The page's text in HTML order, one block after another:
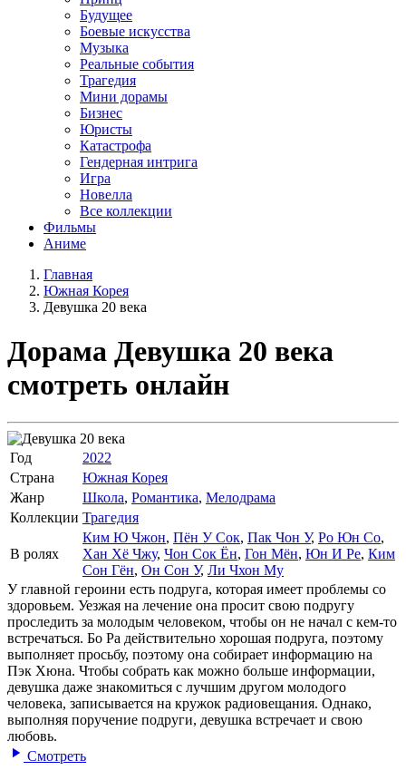
Будущее
Боевые искусства
Музыка
Реальные события
Трагедия
Мини дорамы
Бизнес
Юристы
Катастрофа
Гендерная интрига
Игра
Новелла
Все коллекции
Фильмы
Аниме
Главная
Южная Корея
Девушка 20 века
Дорама Девушка 20 века
смотреть онлайн
Год
2022
Страна
Южная Корея
Жанр
Школа, Романтика, Мелодрама
Коллекции Трагедия
В ролях
Ким Ю Чжон, Пён У Сок, Пак Чон У, Ро Юн Со,
Хан Хё Чжу, Чон Сок Ён, Гон Мён, Юн И Ре, Ким
Сон Гён, Он Сон У, Ли Чхон Му
У главной героини есть подруга, которая имеет проблемы со
здоровьем. Уезжая на лечение она просит свою подругу
проследить за молодым человеком, чтобы он не начал с кем-то
встречаться. Бо Ра действительно хорошая подруга, поэтому
выполняет просьбу, поэтому она собирает информацию на
Пэк Хюна. Чтобы собрать как можно больше информации,
девушка даже знакомиться с лучшим другом молодого
человека, записывается на кружок радиовещания. Однако,
выполняя поручение подруги, девушка встречает и свою
любовь.
Смотреть